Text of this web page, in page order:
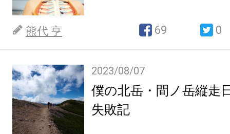
熊代 亨 69 0
2023/08/07
僕の北岳・間ノ岳縦走
失敗記